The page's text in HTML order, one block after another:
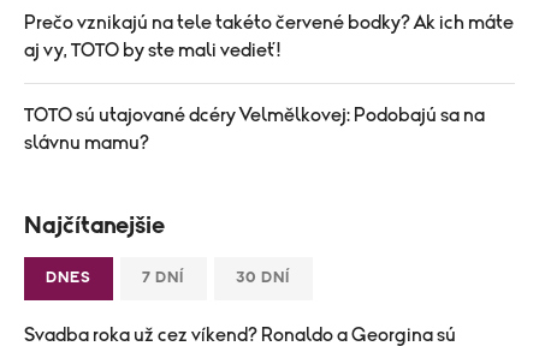
Prečo vznikajú na tele takéto červené bodky? Ak ich máte
aj vy, TOTO by ste mali vedieť!
TOTO sú utajované dcéry Velmělkovej: Podobajú sa na
slávnu mamu?
Najčítanejšie
DNES 7 DNÍ 30 DNÍ
Svadba roka už cez víkend? Ronaldo a Georgina sú